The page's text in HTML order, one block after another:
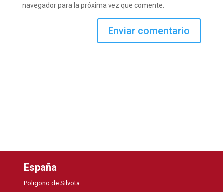
navegador para la próxima vez que comente.
España
Poligono de Silvota